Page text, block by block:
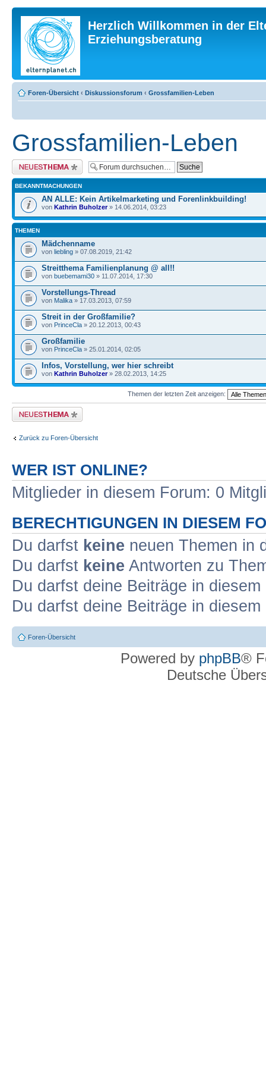
Herzlich Willkommen in der
Erziehungsberatung
Foren-Übersicht ‹ Diskussionsforum ‹ Grossfamilien-Leben
Grossfamilien-Leben
Neues Thema erstellen
BEKANNTMACHUNGEN
AN ALLE: Kein Artikelmarketing und Forenlinkbuilding!
von Kathrin Buholzer» 14.06.2014, 03:23
THEMEN
Mädchenname
von liebling » 07.08.2019, 21:42
Streitthema Familienplanung @ all!!
von buebemami30 » 11.07.2014, 17:30
Vorstellungs-Thread
von Malika » 17.03.2013, 07:59
Streit in der Großfamilie?
von PrinceCla » 20.12.2013, 00:43
Großfamilie
von PrinceCla » 25.01.2014, 02:05
Infos, Vorstellung, wer hier schreibt
von Kathrin Buholzer» 28.02.2013, 14:25
Themen der letzten Zeit anzeigen:
Neues Thema erstellen
Zurück zu Foren-Übersicht
WER IST ONLINE?
Mitglieder in diesem Forum: 0
BERECHTIGUNGEN IN DIESEM
Du darfst keine neuen Themen in
Du darfst keine Antworten zu
Du darfst deine Beiträge in
Du darfst deine Beiträge in
Foren-Übersicht
Powered by phpBB®
Deutsche